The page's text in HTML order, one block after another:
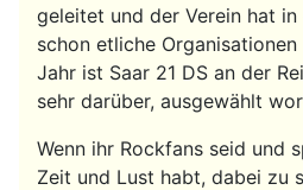
geleitet und der Verein hat
schon etliche
Jahr ist Saar 21 DS an der
sehr darüber, ausgewählt
Wenn ihr Rockfans seid und
Zeit und Lust habt, dabei zu